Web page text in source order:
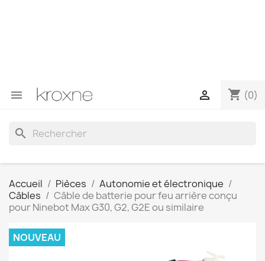
 shopping_cart (0)

search
Accueil Pièces
Autonomie et électronique
Câbles
Câble de batterie pour feu arrière conçu
pour Ninebot Max G30, G2, G2E ou similaire
NOUVEAU